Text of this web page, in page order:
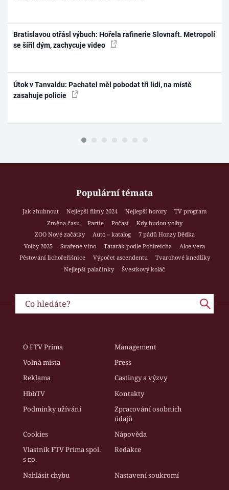
Bratislavou otřásl výbuch: Hořela rafinerie Slovnaft. Metropolí
se šířil dým, zachycuje video
Útok v Tanvaldu: Pachatel měl pobodat tři lidi, na místě
zasahuje policie
Populární témata
Jak zhubnout Nejlepší filmy 2024 Nejlepší horory
TV program
Změna času
Partie Počasí
Kdy budou volby
ZOO Nové začátky
Auto – katalog
7 pádů Honzy Dědka
Volby 2025
Svařené víno Tatarák podle Pohlreicha
Aloe vera
Pěstování lichořeřišnice
Výpočet ascendentu
Tvarohové knedlíky
Nejlepší palačinky
Švestkový koláč
O FTV Prima
Management
Volná místa
Press
Reklama
Castingy a výzvy
HbbTV
Kontakty
Podmínky užívání
Zpracování osobních
údajů
Cookies
Nápověda
Vlastník FTV Prima spol.
s r.o.
Redakce
Nahlásit chybu Nastavení soukromí